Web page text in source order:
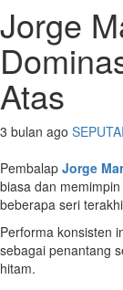
Jorge
Atas
3 bulan ago
Pembalap Jorge
biasa dan
beberapa seri
Performa konsisten
sebagai penantang
hitam.